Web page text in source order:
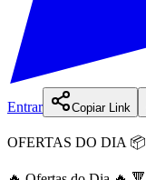
Entrar Copiar Link
OFERTAS DO DIA